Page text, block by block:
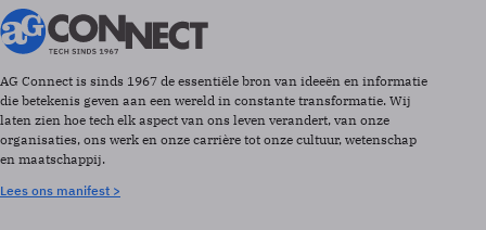
AG Connect is sinds 1967 de essentiële bron van ideeën en informatie
die betekenis geven aan een wereld in constante transformatie. Wij
laten zien hoe tech elk aspect van ons leven verandert, van onze
organisaties, ons werk en onze carrière tot onze cultuur, wetenschap
en maatschappij.
Lees ons manifest >